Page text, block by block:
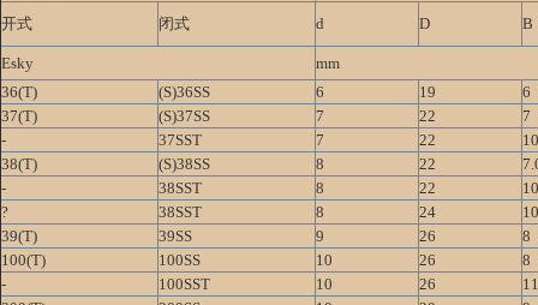
开式 闭式 d D B
Esky
mm
36(T)
(S)36SS 6 19
6
37(T)
(S)37SS 7 22
7
-
37SST 7 22
38(T)
(S)38SS 8 22
-
38SST 8 22
?
38SST 8 24
39(T)
39SS 9 26
8
100(T)
100SS 10 26
8
-
100SST 10 26